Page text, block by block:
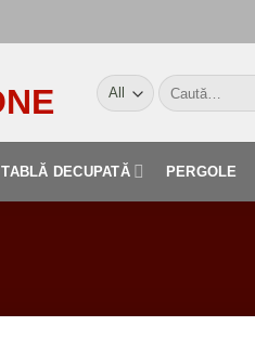
Caută
după:
TABLĂ DECUPATĂ PERGOLE